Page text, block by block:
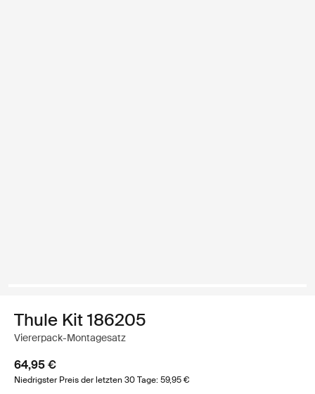
Thule Kit 186205
Viererpack-Montagesatz
64,95 €
Niedrigster Preis der letzten 30 Tage: 59,95 €